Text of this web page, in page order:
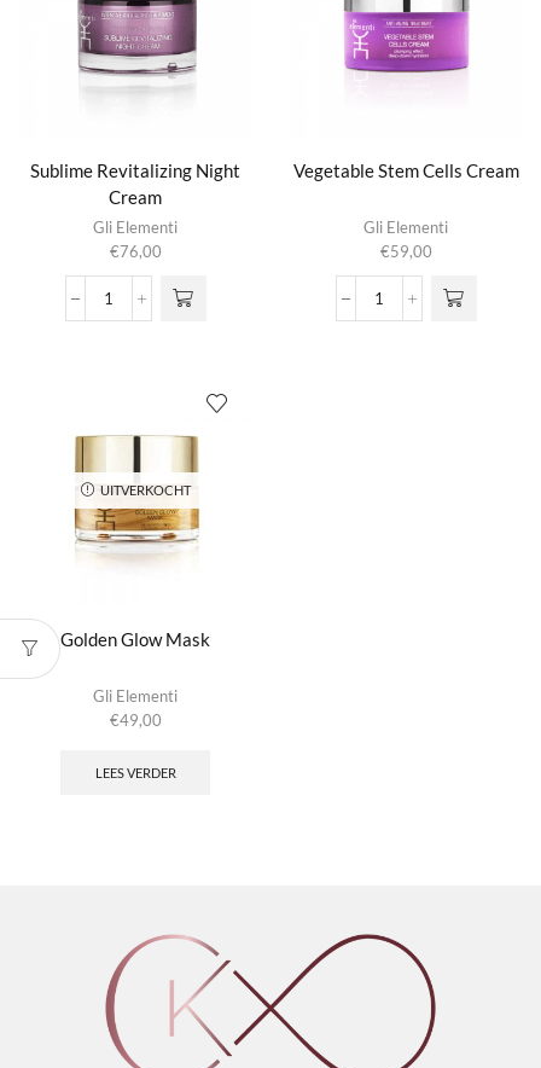
Sublime Revitalizing Night
Cream
Gli Elementi
€76,00
Sublime
Vegetable Stem Cells Cream
Gli Elementi
€59,00
Vegetable
UITVERKOCHT
Golden Glow Mask
Gli Elementi
€49,00
LEES VERDER